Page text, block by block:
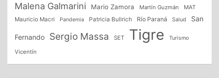
Malena Galmarini Mario Zamora Martín Guzmán
MAT
Mauricio Macri
Pandemia Patricia Bullrich Río Paraná Salud San
Fernando Sergio Massa SET Tigre Turismo
Vicentín